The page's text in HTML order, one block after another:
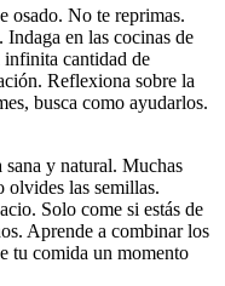
osado. No te reprimas.
Indaga en las cocinas de
infinita cantidad de
Reflexiona sobre la
busca como ayudarlos.
y natural. Muchas
olvides las semillas.
Solo come si estás de
Aprende a combinar los
tu comida un momento